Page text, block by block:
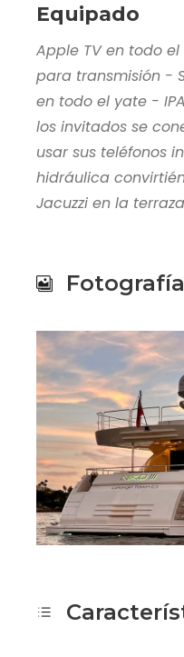
Equipado
Apple TV en todo
para transmisión -
en todo el yate -
los invitados se
usar sus teléfonos
hidráulica
Jacuzzi en la